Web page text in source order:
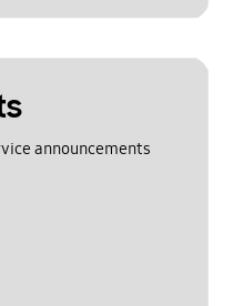
announcements